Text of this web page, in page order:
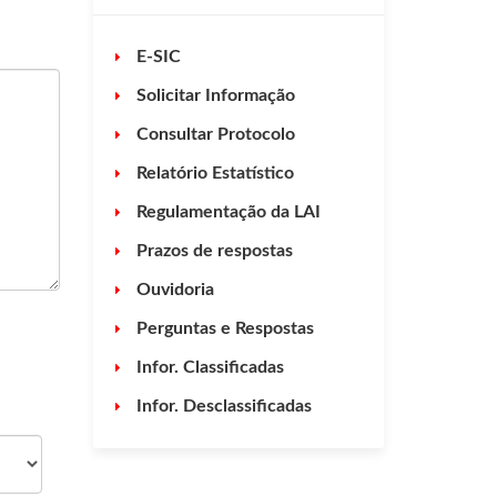
E-SIC
Solicitar Informação
Consultar Protocolo
Relatório Estatístico
Regulamentação da LAI
Prazos de respostas
Ouvidoria
Perguntas e Respostas
Infor. Classificadas
Infor. Desclassificadas